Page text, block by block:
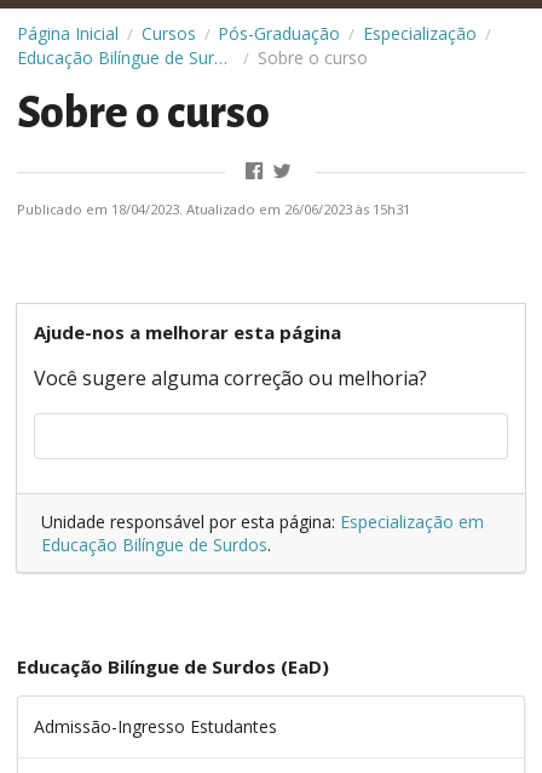
Página Inicial / Cursos / Pós-Graduação / Especialização /
Educação Bilíngue de Surdos (EaD) / Sobre o curso
Sobre o curso
Publicado em 18/04/2023. Atualizado em 26/06/2023 às 15h31
Ajude-nos a melhorar esta página
Você sugere alguma correção ou melhoria?
Unidade responsável por esta página: Especialização em
Educação Bilíngue de Surdos.
Educação Bilíngue de Surdos (EaD)
Admissão-Ingresso Estudantes